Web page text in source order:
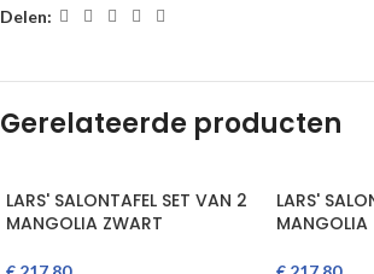
Delen:
Gerelateerde producten
LARS' SALONTAFEL SET VAN 2
MANGOLIA ZWART
LARS'
MANGOLIA